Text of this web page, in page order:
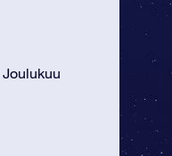
Joulukuu